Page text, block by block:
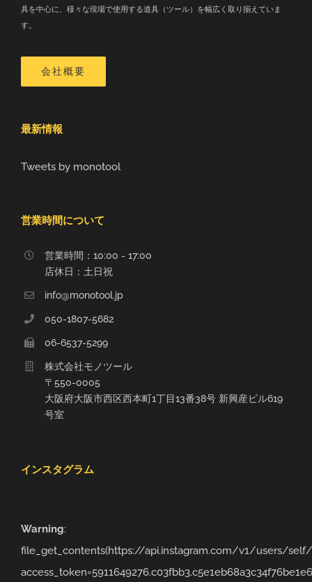
具を中心に、様々な現場で使用する道具（ツール）を幅広く取り揃えていま
す。
会社概要
最新情報
Tweets by monotool
営業時間について
営業時間：10:00 - 17:00
店休日：土日祝
info@monotool.jp
050-1807-5682
06-6537-5299
株式会社モノツール
〒550-0005
大阪府大阪市西区西本町1丁目13番38号 新興産ビル619
号室
インスタグラム
Warning:
file_get_contents(https://api.instagram.com/v1/users/